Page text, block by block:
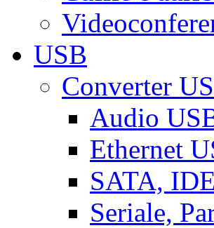
USB
Converter
Audio
Ethernet
SATA,
Seriale,